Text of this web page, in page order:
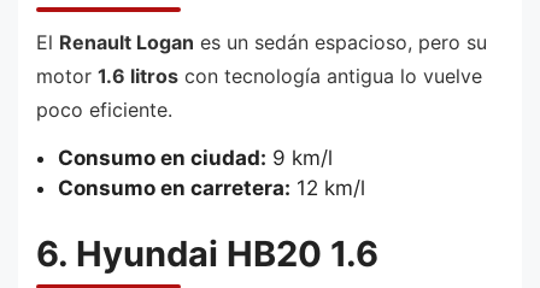
El Renault Logan es un sedán espacioso, pero su
motor 1.6 litros con tecnología antigua lo vuelve
poco eficiente.
Consumo en ciudad: 9 km/l
Consumo en carretera: 12 km/l
6. Hyundai HB20 1.6